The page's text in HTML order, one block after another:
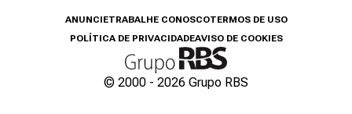
ANUNCIETRABALHE CONOSCOTERMOS DE USO
POLÍTICA DE PRIVACIDADEAVISO DE COOKIES
© 2000 - 2026 Grupo RBS